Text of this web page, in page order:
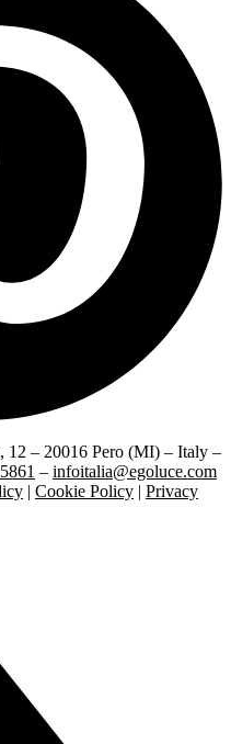
– 20016 Pero (MI) – Italy –
– infoitalia@egoluce.com
| Cookie Policy | Privacy